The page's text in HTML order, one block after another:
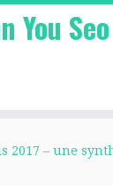
You
2017 – une